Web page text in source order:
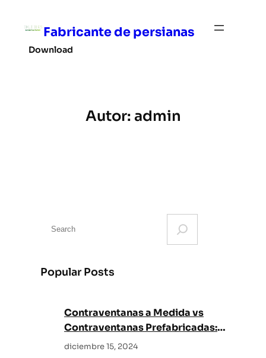
Fabricante de persianas
Download
Autor: admin
r
c
Popular Posts
Contraventanas a Medida vs
Contraventanas Prefabricadas:
¿Cuál es mejor para su hogar?
diciembre 15, 2024